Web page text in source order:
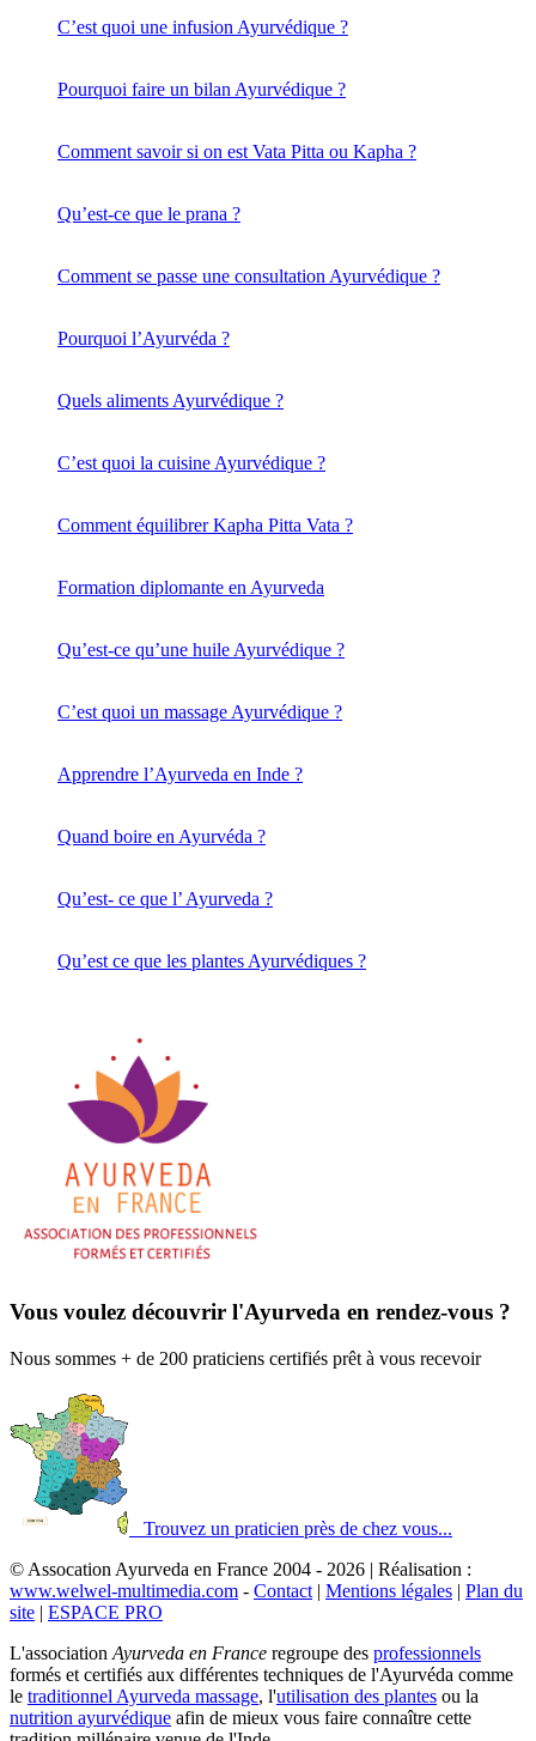
C’est quoi une infusion Ayurvédique ?
Pourquoi faire un bilan Ayurvédique ?
Comment savoir si on est Vata Pitta ou Kapha ?
Qu’est-ce que le prana ?
Comment se passe une consultation Ayurvédique ?
Pourquoi l’Ayurvéda ?
Quels aliments Ayurvédique ?
C’est quoi la cuisine Ayurvédique ?
Comment équilibrer Kapha Pitta Vata ?
Formation diplomante en Ayurveda
Qu’est-ce qu’une huile Ayurvédique ?
C’est quoi un massage Ayurvédique ?
Apprendre l’Ayurveda en Inde ?
Quand boire en Ayurvéda ?
Qu’est- ce que l’ Ayurveda ?
Qu’est ce que les plantes Ayurvédiques ?
Vous voulez découvrir l'Ayurveda en rendez-vous ?
Nous sommes + de 200 praticiens certifiés prêt à vous recevoir
Trouvez un praticien près de chez vous...
© Assocation Ayurveda en France 2004 - 2026 | Réalisation :
www.welwel-multimedia.com - Contact | Mentions légales | Plan du
site | ESPACE PRO
L'association Ayurveda en France regroupe des professionnels
formés et certifiés aux différentes techniques de l'Ayurvéda comme
le traditionnel Ayurveda massage, l'utilisation des plantes ou la
nutrition ayurvédique afin de mieux vous faire connaître cette